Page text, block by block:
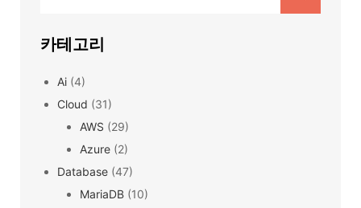
카테고리
Ai (4)
Cloud (31)
AWS (29)
Azure (2)
Database (47)
MariaDB (10)